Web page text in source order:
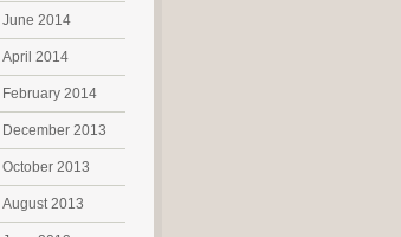
June 2014
April 2014
February 2014
December 2013
October 2013
August 2013